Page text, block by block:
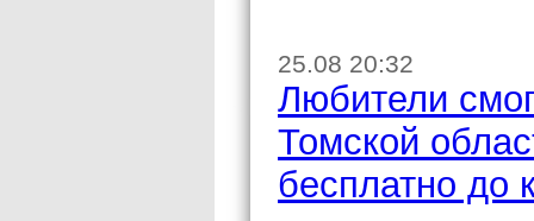
25.08 20:32
Любители
Томской
бесплатно до